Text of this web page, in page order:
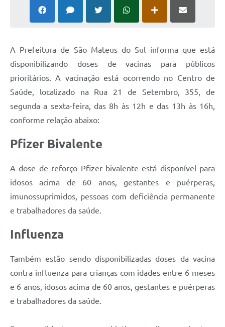
INOVA_SÃO MATEUS DO SUL
Chamamento Público para Artistas Locais
Projeto Nascente Viva
Agência do Trabalhador
Previdência Complementar
Cadastro para Castração
Feriados Municipais
Imprensa
Plantão das Funerárias
Recebimento de Recursos
Serviço de Informação ao Cidadão
Termos de Fomento
A Prefeitura de São Mateus do Sul informa que está
disponibilizando doses de vacinas para públicos
prioritários. A vacinação está ocorrendo no Centro de
Saúde, localizado na Rua 21 de Setembro, 355, de
segunda a sexta-feira, das 8h às 12h e das 13h às 16h,
conforme relação abaixo:
Pfizer Bivalente
A dose de reforço Pfizer bivalente está disponível para
idosos acima de 60 anos, gestantes e puérperas,
imunossuprimidos, pessoas com deficiência permanente
e trabalhadores da saúde.
Influenza
Também estão sendo disponibilizadas doses da vacina
contra influenza para crianças com idades entre 6 meses
e 6 anos, idosos acima de 60 anos, gestantes e puérperas
e trabalhadores da saúde.